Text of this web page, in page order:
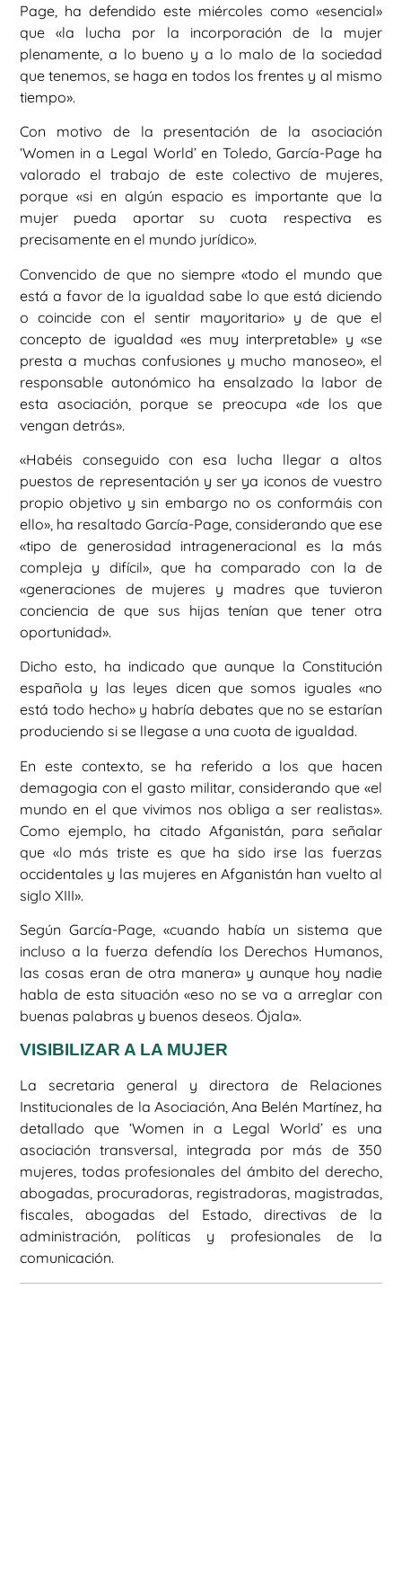
Page, ha defendido este miércoles como «esencial»
que «la lucha por la incorporación de la mujer
plenamente, a lo bueno y a lo malo de la sociedad
que tenemos, se haga en todos los frentes y al mismo
tiempo».
Con motivo de la presentación de la asociación
‘Women in a Legal World’ en Toledo, García-Page ha
valorado el trabajo de este colectivo de mujeres,
porque «si en algún espacio es importante que la
mujer pueda aportar su cuota respectiva es
precisamente en el mundo jurídico».
Convencido de que no siempre «todo el mundo que
está a favor de la igualdad sabe lo que está diciendo
o coincide con el sentir mayoritario» y de que el
concepto de igualdad «es muy interpretable» y «se
presta a muchas confusiones y mucho manoseo», el
responsable autonómico ha ensalzado la labor de
esta asociación, porque se preocupa «de los que
vengan detrás».
«Habéis conseguido con esa lucha llegar a altos
puestos de representación y ser ya iconos de vuestro
propio objetivo y sin embargo no os conformáis con
ello», ha resaltado García-Page, considerando que ese
«tipo de generosidad intrageneracional es la más
compleja y difícil», que ha comparado con la de
«generaciones de mujeres y madres que tuvieron
conciencia de que sus hijas tenían que tener otra
oportunidad».
Dicho esto, ha indicado que aunque la Constitución
española y las leyes dicen que somos iguales «no
está todo hecho» y habría debates que no se estarían
produciendo si se llegase a una cuota de igualdad.
En este contexto, se ha referido a los que hacen
demagogia con el gasto militar, considerando que «el
mundo en el que vivimos nos obliga a ser realistas».
Como ejemplo, ha citado Afganistán, para señalar
que «lo más triste es que ha sido irse las fuerzas
occidentales y las mujeres en Afganistán han vuelto al
siglo XIII».
Según García-Page, «cuando había un sistema que
incluso a la fuerza defendía los Derechos Humanos,
las cosas eran de otra manera» y aunque hoy nadie
habla de esta situación «eso no se va a arreglar con
buenas palabras y buenos deseos. Ójala».
VISIBILIZAR A LA MUJER
La secretaria general y directora de Relaciones
Institucionales de la Asociación, Ana Belén Martínez, ha
detallado que ‘Women in a Legal World’ es una
asociación transversal, integrada por más de 350
mujeres, todas profesionales del ámbito del derecho,
abogadas, procuradoras, registradoras, magistradas,
fiscales, abogadas del Estado, directivas de la
administración, políticas y profesionales de la
comunicación.